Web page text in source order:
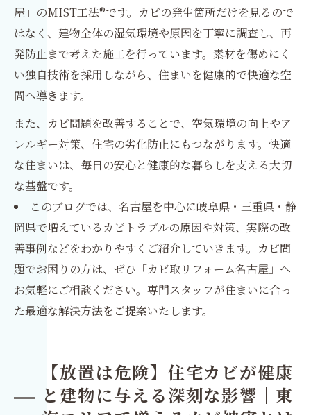
屋」のMIST工法®です。カビの発生箇所だけを見るので
はなく、建物全体の湿気環境や原因を丁寧に調査し、再
発防止まで考えた施工を行っています。素材を傷めにく
い独自技術を採用しながら、住まいを健康的で快適な空
間へ導きます。
また、カビ問題を改善することで、空気環境の向上やア
レルギー対策、住宅の劣化防止にもつながります。快適
な住まいは、毎日の安心と健康的な暮らしを支える大切
な基盤です。
このブログでは、名古屋を中心に岐阜県・三重県・静
岡県で増えているカビトラブルの原因や対策、実際の改
善事例などをわかりやすくご紹介していきます。カビ問
題でお困りの方は、ぜひ「カビ取リフォーム名古屋」へ
お気軽にご相談ください。専門スタッフが住まいに合っ
た最適な解決方法をご提案いたします。
【放置は危険】住宅カビが健康
と建物に与える深刻な影響｜東